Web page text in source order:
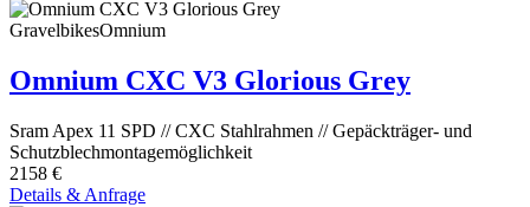
GravelbikesOmnium
Omnium CXC V3 Glorious Grey
Sram Apex 11 SPD // CXC Stahlrahmen // Gepäckträger- und
Schutzblechmontagemöglichkeit
2158 €
Details & Anfrage